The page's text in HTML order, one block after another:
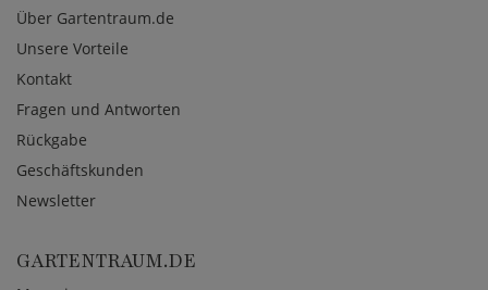
Über Gartentraum.de
Unsere Vorteile
Kontakt
Fragen und Antworten
Rückgabe
Geschäftskunden
Newsletter
GARTENTRAUM.DE